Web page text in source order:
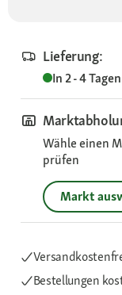
Lieferung:
In 2 - 4 Tagen
Wähle einen
prüfen
Markt
Bestellungen